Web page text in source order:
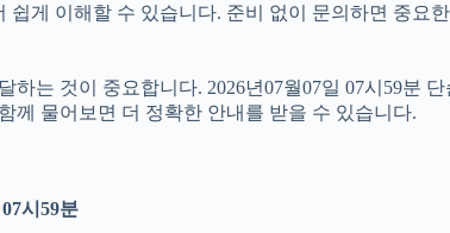
게 이해할 수 있습니다. 준비 없이 문의하면 중요
는 것이 중요합니다. 2026년07월07일 07시59분
께 물어보면 더 정확한 안내를 받을 수 있습니다.
시59분